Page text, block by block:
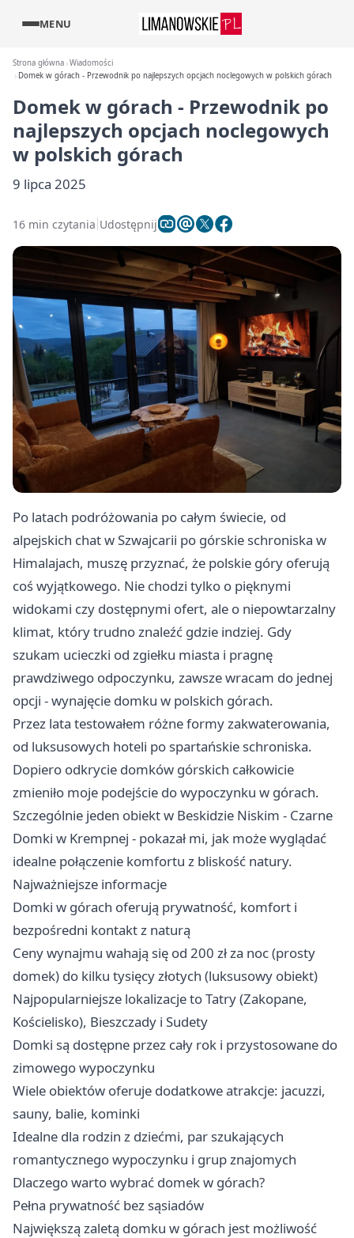
MENU
Strona główna Wiadomości
Domek w górach - Przewodnik po najlepszych opcjach noclegowych w polskich górach
Domek w górach - Przewodnik po
najlepszych opcjach noclegowych
w polskich górach
9 lipca 2025
16 min czytania Udostępnij
Po latach podróżowania po całym świecie, od
alpejskich chat w Szwajcarii po górskie schroniska w
Himalajach, muszę przyznać, że polskie góry oferują
coś wyjątkowego. Nie chodzi tylko o pięknymi
widokami czy dostępnymi ofert, ale o niepowtarzalny
klimat, który trudno znaleźć gdzie indziej. Gdy
szukam ucieczki od zgiełku miasta i pragnę
prawdziwego odpoczynku, zawsze wracam do jednej
opcji - wynajęcie domku w polskich górach.
Przez lata testowałem różne formy zakwaterowania,
od luksusowych hoteli po spartańskie schroniska.
Dopiero odkrycie domków górskich całkowicie
zmieniło moje podejście do wypoczynku w górach.
Szczególnie jeden obiekt w Beskidzie Niskim - Czarne
Domki w Krempnej - pokazał mi, jak może wyglądać
idealne połączenie komfortu z bliskość natury.
Najważniejsze informacje
Domki w górach oferują prywatność, komfort i
bezpośredni kontakt z naturą
Ceny wynajmu wahają się od 200 zł za noc (prosty
domek) do kilku tysięcy złotych (luksusowy obiekt)
Najpopularniejsze lokalizacje to Tatry (Zakopane,
Kościelisko), Bieszczady i Sudety
Domki są dostępne przez cały rok i przystosowane do
zimowego wypoczynku
Wiele obiektów oferuje dodatkowe atrakcje: jacuzzi,
sauny, balie, kominki
Idealne dla rodzin z dziećmi, par szukających
romantycznego wypoczynku i grup znajomych
Dlaczego warto wybrać domek w górach?
Pełna prywatność bez sąsiadów
Największą zaletą domku w górach jest możliwość